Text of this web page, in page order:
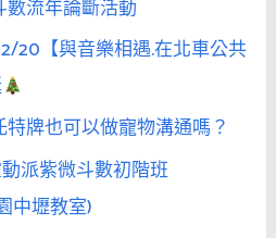
流年論斷活動
20【與音樂相遇.在北車公共
牌也可以做寵物溝通嗎？
派紫微斗數初階班
中壢教室)